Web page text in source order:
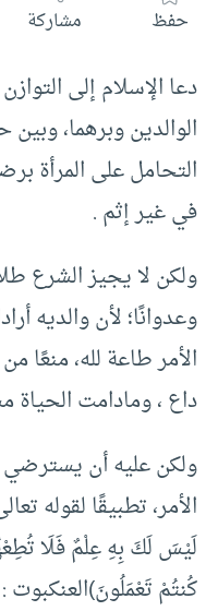
حفظ مشاركة
دعا الإسلام إلى
الوالدين وبرهما، وبين
التحامل على المرأة
في غير إثم .
ولكن لا يجيز الشرع
وعدوانًا؛ لأن والديه
الأمر طاعة لله، منعًا
داع ، ومادامت الحياة
ولكن عليه أن يسترضي
الأمر، تطبيقًا لقوله
لَيْسَ لَكَ بِهِ عِلْمٌ فَلَا
كُنتُمْ تَعْمَلُونَ)العنكبوت : 8